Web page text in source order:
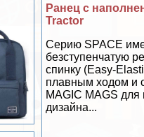
Ранец с
Tractor
Серию SPACE
безступенчатую
спинку (Easy-
плавным ходом и
MAGIC MAGS для
дизайна...